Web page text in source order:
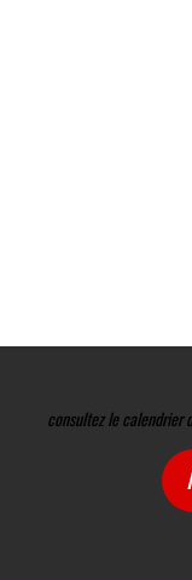
consultez le calendrier